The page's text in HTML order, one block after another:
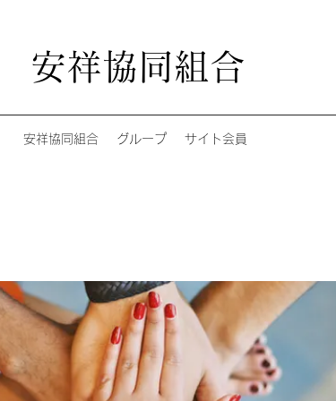
安祥協同組合
安祥協同組合 グループ サイト会員